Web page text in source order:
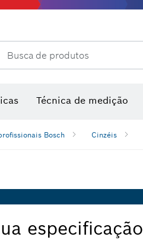
Busca de produtos
Técnica de medição
Bosch Cinzéis
especificação